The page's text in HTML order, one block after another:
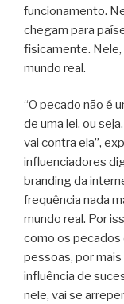
funcionamento.
chegam para
fisicamente. Nele,
mundo real.
“O pecado não é
de uma lei, ou
vai contra ela”,
influenciadores
branding da
frequência nada
mundo real. Por
como os pecados
pessoas, por
influência de
nele, vai se